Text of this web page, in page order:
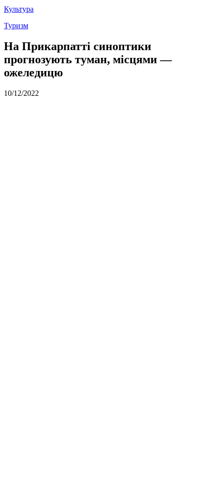
Культура
Туризм
На Прикарпатті синоптики
прогнозують туман, місцями —
ожеледицю
10/12/2022